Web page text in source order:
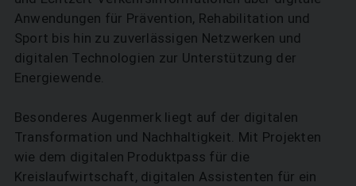
Anwendungen für Prävention, Rehabilitation und
Sport bis hin zu zuverlässigen Netzwerken und
digitalen Technologien zur Unterstützung der
Energiewende.
Besonderes Augenmerk liegt auf der digitalen
Transformation und Nachhaltigkeit. Mit Projekten
wie dem digitalen Produktpass für die
Kreislaufwirtschaft, digitalen Assistenten für ein